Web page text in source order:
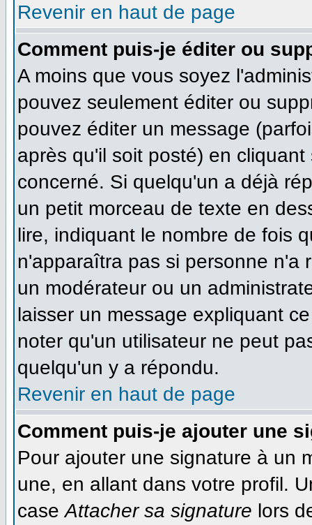
Revenir en haut de page
Comment puis-je éditer ou
A moins que vous soyez
pouvez seulement éditer ou
pouvez éditer un message
après qu'il soit posté) en
concerné. Si quelqu'un a déjà
un petit morceau de texte en
lire, indiquant le nombre de fois
n'apparaîtra pas si personne n'a
un modérateur ou un
laisser un message expliquant
noter qu'un utilisateur ne peut
quelqu'un y a répondu.
Revenir en haut de page
Comment puis-je ajouter une
Pour ajouter une signature à un
une, en allant dans votre profil.
caseAttacher sa signature lors